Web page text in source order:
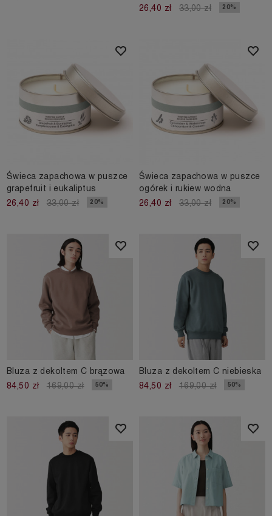
26,40 zł
33,00 zł 20%
Świeca zapachowa w puszce
grapefruit i eukaliptus
26,40 zł
33,00 zł 20%
Świeca zapachowa w puszce
ogórek i rukiew wodna
26,40 zł
33,00 zł 20%
Bluza z dekoltem C brązowa
84,50 zł
169,00 zł 50%
Bluza z dekoltem C niebieska
84,50 zł
169,00 zł 50%